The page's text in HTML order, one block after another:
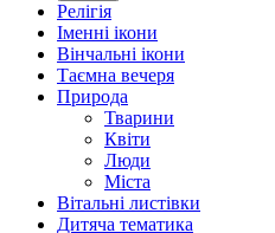
Релігія
Іменні ікони
Вінчальні ікони
Таємна вечеря
Природа
Тварини
Квіти
Люди
Міста
Вітальні листівки
Дитяча тематика